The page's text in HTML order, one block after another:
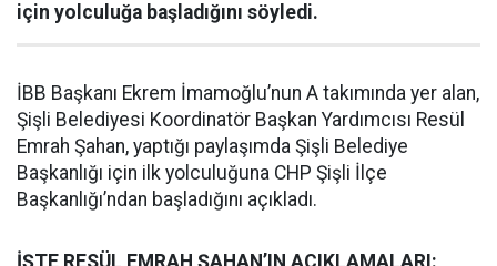
için yolculuğa başladığını söyledi.
İBB Başkanı Ekrem İmamoğlu’nun A takımında yer alan,
Şişli Belediyesi Koordinatör Başkan Yardımcısı Resül
Emrah Şahan, yaptığı paylaşımda Şişli Belediye
Başkanlığı için ilk yolculuğuna CHP Şişli İlçe
Başkanlığı’ndan başladığını açıkladı.
İŞTE RESÜL EMRAH ŞAHAN’IN AÇIKLAMALARI: